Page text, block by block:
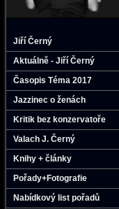
Jiří Černý
Aktuálně - Jiří Černý
Časopis Téma 2017
Jazzinec o ženách
Kritik bez konzervatoře
Valach J. Černý
Knihy + články
Pořady+Fotografie
Nabídkový list pořadů